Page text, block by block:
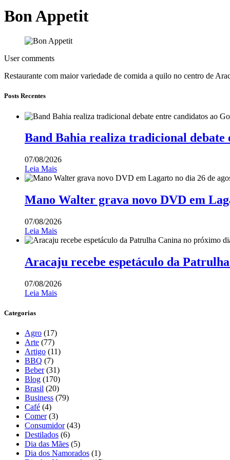
Bon Appetit
User comments
Restaurante com maior variedade de comida a quilo no centro de
Posts Recentes
Band Bahia realiza tradicional debate
07/08/2026
Leia Mais
Mano Walter grava novo DVD em
07/08/2026
Leia Mais
Aracaju recebe espetáculo da
07/08/2026
Leia Mais
Categorias
Agro (17)
Arte (77)
Artigo (11)
BBQ (7)
Beber(31)
Blog (170)
Brasil (20)
Business (79)
Café (4)
Comer(3)
Consumidor(43)
Destilados (6)
Dia das Mães (5)
Dia dos Namorados (1)